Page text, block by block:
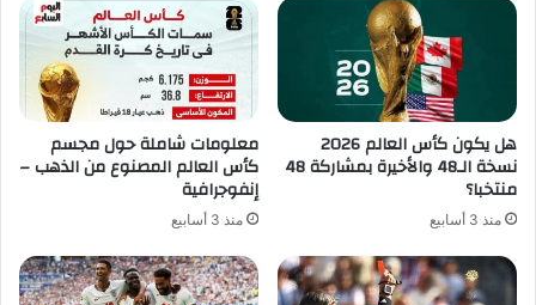
هل يكون كأس العالم 2026
نسخة الـ48 والأخيرة بمشاركة 48
منتخبا؟
منذ 3 أسابيع
معلومات شاملة حول مجسم
كأس العالم المصنوع من الذهب –
إنفوجرافية
منذ 3 أسابيع